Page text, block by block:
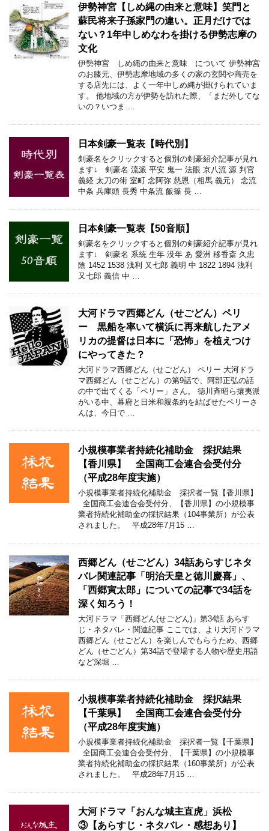
伊勢神宮【しめ縄の由来と意味】笑門と
蘇民将来子孫家門の違い。正月だけでは
ない？1年中しめなわを掛ける伊勢志摩の
文化
伊勢神宮 しめ縄の由来と意味 について 伊勢神宮
のお膝元、伊勢志摩地域の多くの家の玄関や商売を
する店先には、よく一年中しめ縄が掛けられていま
す。 他地域の方が伊勢を訪れた際、「まだ外してな
いの？いつま …
日本剣豪一覧表【時代別】
剣豪名をクリックすると個別の剣豪紹介記事が見れ
ます↓ 剣豪名 流派 平安 鬼一 法眼 京八流 源 判官
義経 太刀の術 室町 念阿弥 慈恩（相馬 義元） 念流
中条 兵庫頭 長秀 中条流 飯篠 長 …
日本剣豪一覧表【50音順】
剣豪名をクリックすると個別の剣豪紹介記事が見れ
ます↓ 剣豪名 系統 生年 没年 あ 愛洲 移香斎 久忠
陰 1452 1538 浅利 又七郎 義明 中 1822 1894 浅利
又七郎 義信 中 …
大河ドラマ西郷どん（せごどん）ペリ
ー 黒船を率いて横浜に再来航したアメ
リカの提督は日本に「恐怖」を植えつけ
にやってきた？
大河ドラマ西郷どん（せごどん） ペリー 大河ドラ
マ西郷どん（せごどん）の第9話で、阿部正弘の話
の中で出てくる「ペリー」さん。 徳川斉昭ら攘夷派
がいる中、幕府と日米和親条約を結ばせたペリーさ
んは、今日で …
小規模事業者持続化補助金 採択結果
【香川県】 全国商工会連合会受付分
（平成28年度実施）
小規模事業者持続化補助金 採択者一覧【香川県】
全国商工会連合会受付分、【香川県】の小規模事
業者持続化補助金の採択結果（104事業所）が公表
されました。 平成28年7月15 …
西郷どん（せごどん）34話あらすじネタ
バレ関連記事「明治天皇と徳川慶喜」、
「西郷寅太郎」についての記事で34話を
深く知ろう！
大河ドラマ「西郷どん(せごどん)」第34話 あらす
じ・ネタバレ・関連記事 ここでは、より大河ドラマ
西郷どん（せごどん）を楽しんでもらうため、西郷
どん（せごどん）第34話で登場する人物や歴史用語
など深堀 …
小規模事業者持続化補助金 採択結果
【千葉県】 全国商工会連合会受付分
（平成28年度実施）
小規模事業者持続化補助金 採択者一覧【千葉県】
全国商工会連合会受付分、【千葉県】の小規模事
業者持続化補助金の採択結果（160事業所）が公表
されました。 平成28年7月15 …
大河ドラマ「おんな城主直虎」浜松
③【あらすじ・ネタバレ・感想あり】